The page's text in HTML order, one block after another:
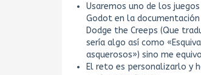
Usaremos uno de los
Godot en la
Dodge the Creeps (Que
sería algo así como
asquerosos») sino me
El reto es personalizarlo y